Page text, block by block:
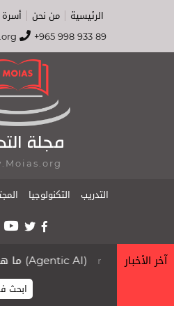
الرئيسية من نحن أسرة
+965 998 933 89
مجلة
التدريب
التكنولوجيا
آخر الأخبار ما هو الذكاء الاصطناعي الوكيلي (Agentic AI) moias.org